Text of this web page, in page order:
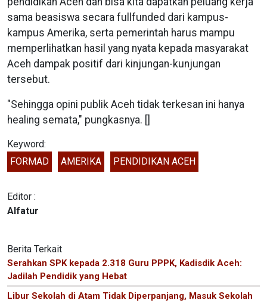
sama beasiswa secara fullfunded dari kampus-
kampus Amerika, serta pemerintah harus mampu
memperlihatkan hasil yang nyata kepada masyarakat
Aceh dampak positif dari kinjungan-kunjungan
tersebut.
"Sehingga opini publik Aceh tidak terkesan ini hanya
healing semata," pungkasnya. []
Keyword:
FORMAD
AMERIKA PENDIDIKAN ACEH
Editor :
Alfatur
Berita Terkait
Serahkan SPK kepada 2.318 Guru PPPK, Kadisdik Aceh:
Jadilah Pendidik yang Hebat
Libur Sekolah di Atam Tidak Diperpanjang, Masuk Sekolah